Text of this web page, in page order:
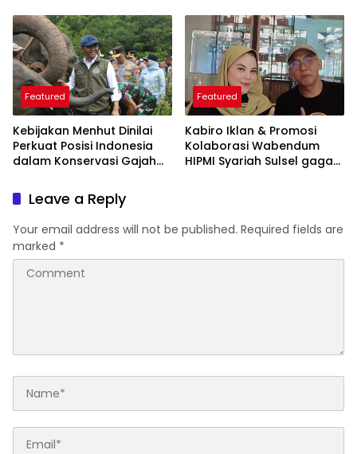
Featured
Kebijakan Menhut Dinilai
Perkuat Posisi Indonesia
dalam Konservasi Gajah
Featured
Kabiro Iklan & Promosi
Kolaborasi Wabendum
HIPMI Syariah Sulsel gagas
Leave a Reply
Your email address will not be published. Required fields are
marked *